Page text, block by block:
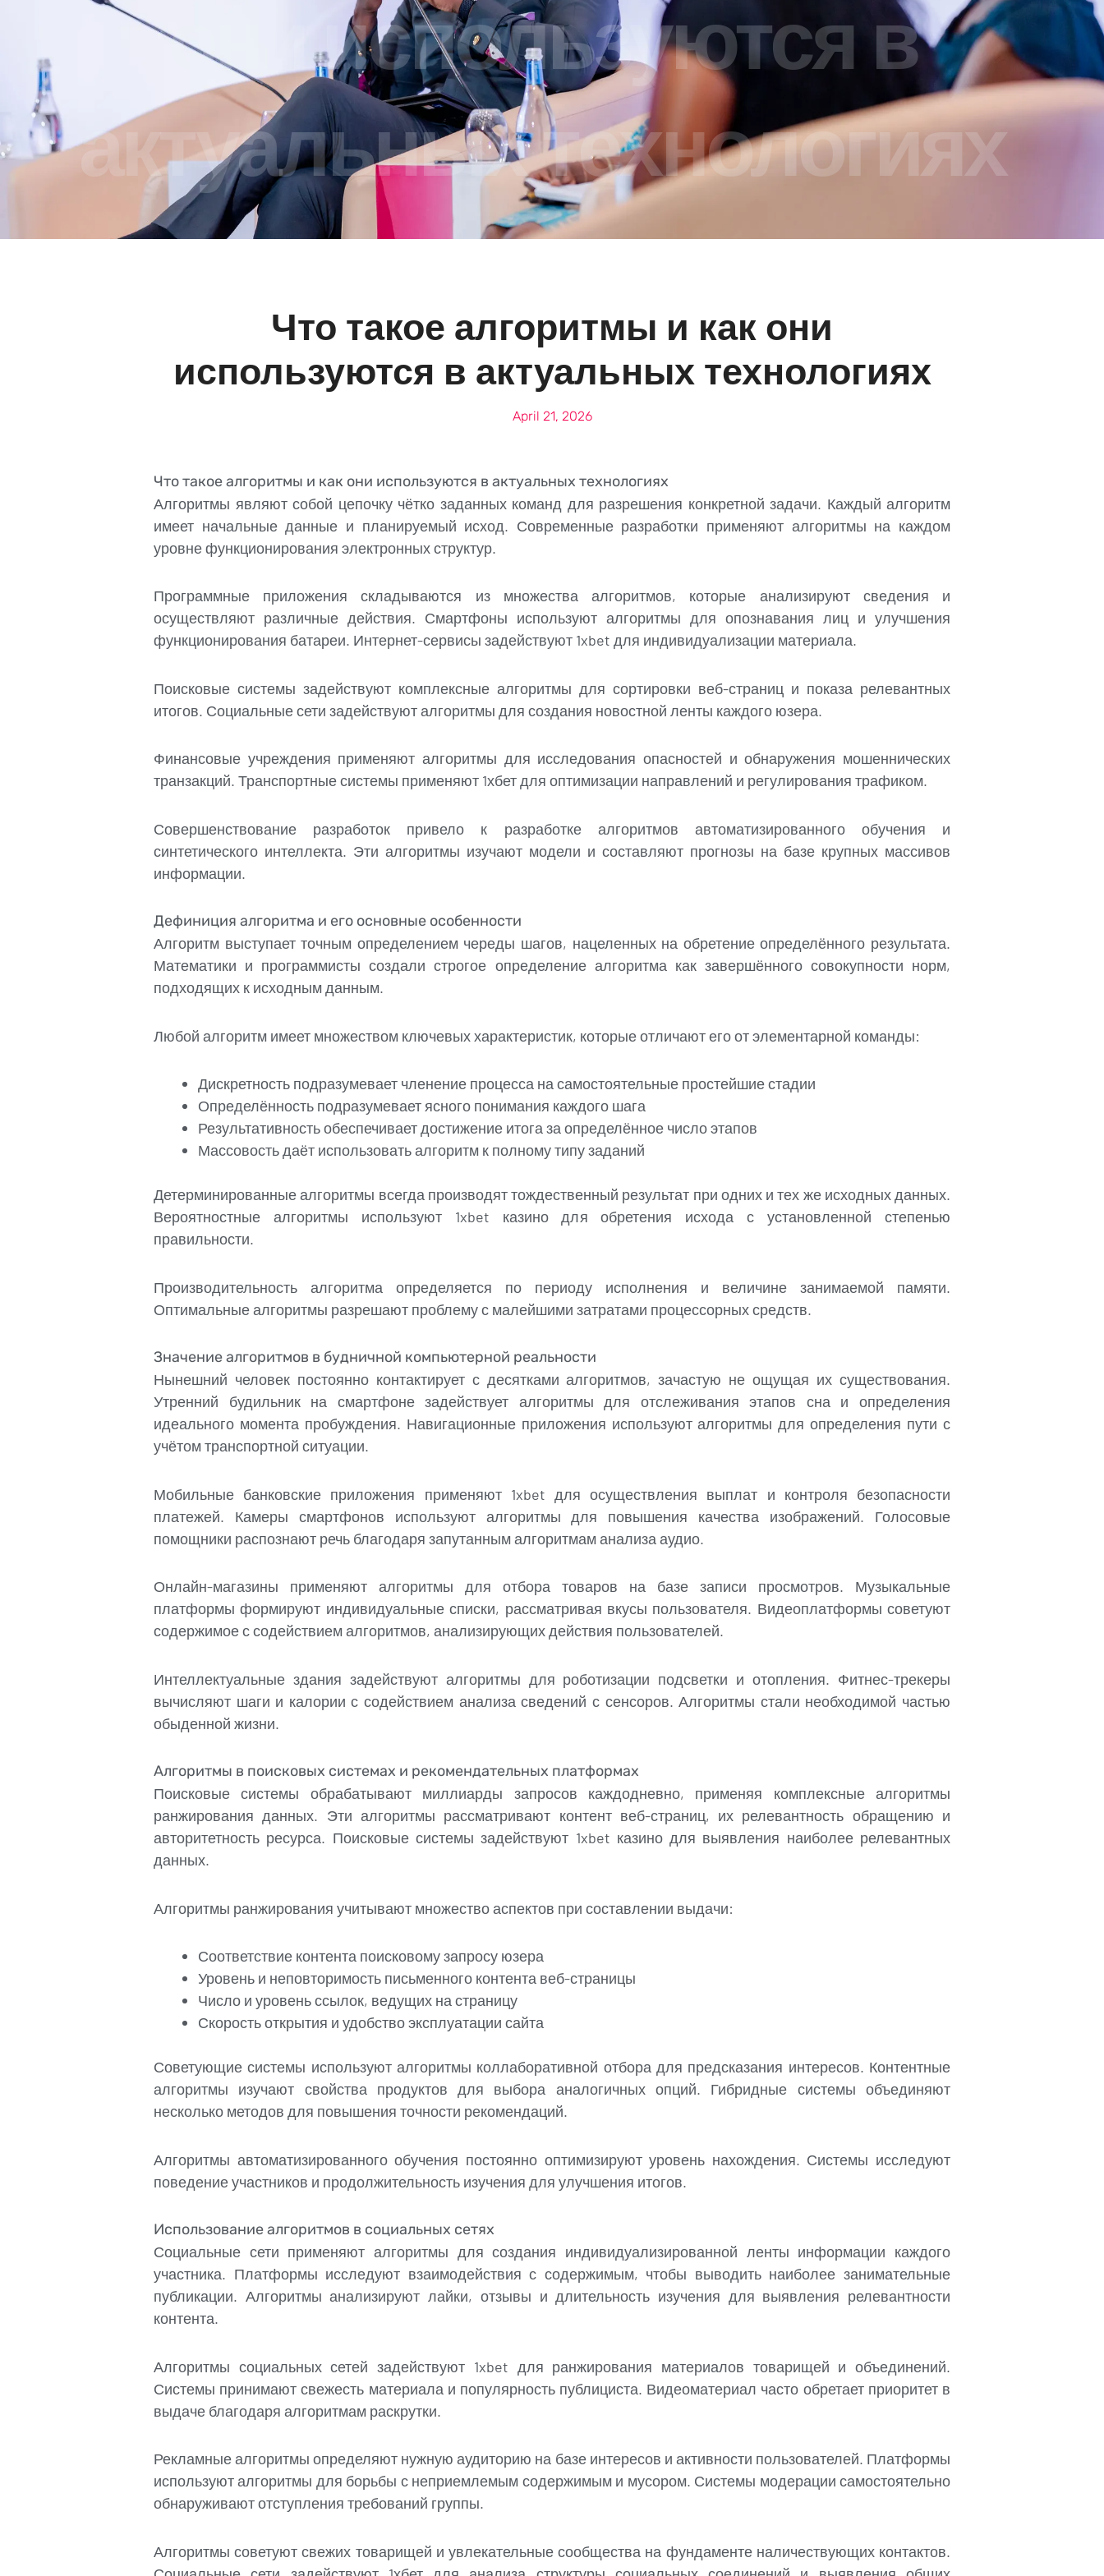
они используются в
актуальных технологиях
Что такое алгоритмы и как они
используются в актуальных технологиях
April 21, 2026
Что такое алгоритмы и как они используются в актуальных технологиях
Алгоритмы являют собой цепочку чётко заданных команд для разрешения конкретной задачи. Каждый алгоритм
имеет начальные данные и планируемый исход. Современные разработки применяют алгоритмы на каждом
уровне функционирования электронных структур.
Программные приложения складываются из множества алгоритмов, которые анализируют сведения и
осуществляют различные действия. Смартфоны используют алгоритмы для опознавания лиц и улучшения
функционирования батареи. Интернет-сервисы задействуют 1xbet для индивидуализации материала.
Поисковые системы задействуют комплексные алгоритмы для сортировки веб-страниц и показа релевантных
итогов. Социальные сети задействуют алгоритмы для создания новостной ленты каждого юзера.
Финансовые учреждения применяют алгоритмы для исследования опасностей и обнаружения мошеннических
транзакций. Транспортные системы применяют 1хбет для оптимизации направлений и регулирования трафиком.
Совершенствование разработок привело к разработке алгоритмов автоматизированного обучения и
синтетического интеллекта. Эти алгоритмы изучают модели и составляют прогнозы на базе крупных массивов
информации.
Дефиниция алгоритма и его основные особенности
Алгоритм выступает точным определением череды шагов, нацеленных на обретение определённого результата.
Математики и программисты создали строгое определение алгоритма как завершённого совокупности норм,
подходящих к исходным данным.
Любой алгоритм имеет множеством ключевых характеристик, которые отличают его от элементарной команды:
Дискретность подразумевает членение процесса на самостоятельные простейшие стадии
Определённость подразумевает ясного понимания каждого шага
Результативность обеспечивает достижение итога за определённое число этапов
Массовость даёт использовать алгоритм к полному типу заданий
Детерминированные алгоритмы всегда производят тождественный результат при одних и тех же исходных данных.
Вероятностные алгоритмы используют 1xbet казино для обретения исхода с установленной степенью
правильности.
Производительность алгоритма определяется по периоду исполнения и величине занимаемой памяти.
Оптимальные алгоритмы разрешают проблему с малейшими затратами процессорных средств.
Значение алгоритмов в будничной компьютерной реальности
Нынешний человек постоянно контактирует с десятками алгоритмов, зачастую не ощущая их существования.
Утренний будильник на смартфоне задействует алгоритмы для отслеживания этапов сна и определения
идеального момента пробуждения. Навигационные приложения используют алгоритмы для определения пути с
учётом транспортной ситуации.
Мобильные банковские приложения применяют 1xbet для осуществления выплат и контроля безопасности
платежей. Камеры смартфонов используют алгоритмы для повышения качества изображений. Голосовые
помощники распознают речь благодаря запутанным алгоритмам анализа аудио.
Онлайн-магазины применяют алгоритмы для отбора товаров на базе записи просмотров. Музыкальные
платформы формируют индивидуальные списки, рассматривая вкусы пользователя. Видеоплатформы советуют
содержимое с содействием алгоритмов, анализирующих действия пользователей.
Интеллектуальные здания задействуют алгоритмы для роботизации подсветки и отопления. Фитнес-трекеры
вычисляют шаги и калории с содействием анализа сведений с сенсоров. Алгоритмы стали необходимой частью
обыденной жизни.
Алгоритмы в поисковых системах и рекомендательных платформах
Поисковые системы обрабатывают миллиарды запросов каждодневно, применяя комплексные алгоритмы
ранжирования данных. Эти алгоритмы рассматривают контент веб-страниц, их релевантность обращению и
авторитетность ресурса. Поисковые системы задействуют 1xbet казино для выявления наиболее релевантных
данных.
Алгоритмы ранжирования учитывают множество аспектов при составлении выдачи:
Соответствие контента поисковому запросу юзера
Уровень и неповторимость письменного контента веб-страницы
Число и уровень ссылок, ведущих на страницу
Скорость открытия и удобство эксплуатации сайта
Советующие системы используют алгоритмы коллаборативной отбора для предсказания интересов. Контентные
алгоритмы изучают свойства продуктов для выбора аналогичных опций. Гибридные системы объединяют
несколько методов для повышения точности рекомендаций.
Алгоритмы автоматизированного обучения постоянно оптимизируют уровень нахождения. Системы исследуют
поведение участников и продолжительность изучения для улучшения итогов.
Использование алгоритмов в социальных сетях
Социальные сети применяют алгоритмы для создания индивидуализированной ленты информации каждого
участника. Платформы исследуют взаимодействия с содержимым, чтобы выводить наиболее занимательные
публикации. Алгоритмы анализируют лайки, отзывы и длительность изучения для выявления релевантности
контента.
Алгоритмы социальных сетей задействуют 1xbet для ранжирования материалов товарищей и объединений.
Системы принимают свежесть материала и популярность публициста. Видеоматериал часто обретает приоритет в
выдаче благодаря алгоритмам раскрутки.
Рекламные алгоритмы определяют нужную аудиторию на базе интересов и активности пользователей. Платформы
используют алгоритмы для борьбы с неприемлемым содержимым и мусором. Системы модерации самостоятельно
обнаруживают отступления требований группы.
Алгоритмы советуют свежих товарищей и увлекательные сообщества на фундаменте наличествующих контактов.